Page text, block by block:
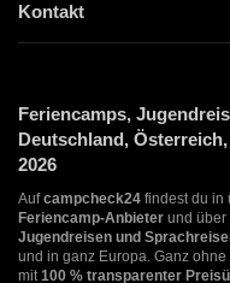
Kontakt
Feriencamps,
Deutschland,
2026
Aufcampcheck24 findest du in
Feriencamp-Anbieter und über
Jugendreisen und
und in ganz Europa. Ganz
mit100 % transparenter